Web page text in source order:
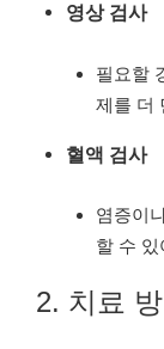
영상 검사
필요할
제를 더
혈액 검사
염증이
할 수 있
2. 치료